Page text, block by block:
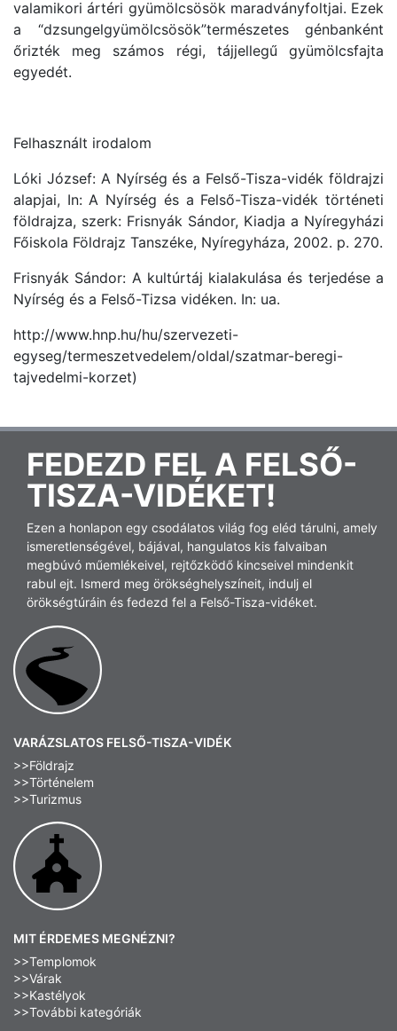
valamikori ártéri gyümölcsösök maradványfoltjai. Ezek
a “dzsungelgyümölcsösök”természetes génbanként
őrizték meg számos régi, tájjellegű gyümölcsfajta
egyedét.
Felhasznált irodalom
Lóki József: A Nyírség és a Felső-Tisza-vidék földrajzi
alapjai, In: A Nyírség és a Felső-Tisza-vidék történeti
földrajza, szerk: Frisnyák Sándor, Kiadja a Nyíregyházi
Főiskola Földrajz Tanszéke, Nyíregyháza, 2002. p. 270.
Frisnyák Sándor: A kultúrtáj kialakulása és terjedése a
Nyírség és a Felső-Tizsa vidéken. In: ua.
http://www.hnp.hu/hu/szervezeti-
egyseg/termeszetvedelem/oldal/szatmar-beregi-
tajvedelmi-korzet)
FEDEZD FEL A FELSŐ-
TISZA-VIDÉKET!
Ezen a honlapon egy csodálatos világ fog eléd tárulni, amely
ismeretlenségével, bájával, hangulatos kis falvaiban
megbúvó műemlékeivel, rejtőzködő kincseivel mindenkit
rabul ejt. Ismerd meg örökséghelyszíneit, indulj el
örökségtúráin és fedezd fel a Felső-Tisza-vidéket.
VARÁZSLATOS FELSŐ-TISZA-VIDÉK
>>Földrajz
>>Történelem
>>Turizmus
MIT ÉRDEMES MEGNÉZNI?
>>Templomok
>>Várak
>>Kastélyok
>>További kategóriák